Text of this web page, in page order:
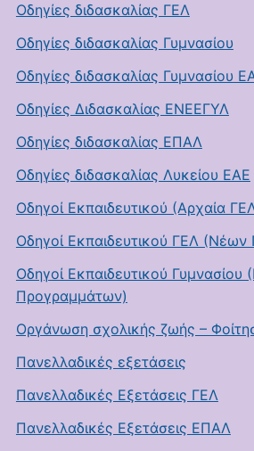
Οδηγίες διδασκαλίας ΓΕΛ
Οδηγίες διδασκαλίας Γυμνασίου
Οδηγίες διδασκαλίας Γυμνασίου
Οδηγίες Διδασκαλίας ΕΝΕΕΓΥΛ
Οδηγίες διδασκαλίας ΕΠΑΛ
Οδηγίες διδασκαλίας Λυκείου ΕΑΕ
Οδηγοί Εκπαιδευτικού (Αρχαία
Οδηγοί Εκπαιδευτικού ΓΕΛ
Οδηγοί Εκπαιδευτικού Γυμνασίου
Προγραμμάτων)
Οργάνωση σχολικής ζωής –
Πανελλαδικές εξετάσεις
Πανελλαδικές Εξετάσεις ΓΕΛ
Πανελλαδικές Εξετάσεις ΕΠΑΛ